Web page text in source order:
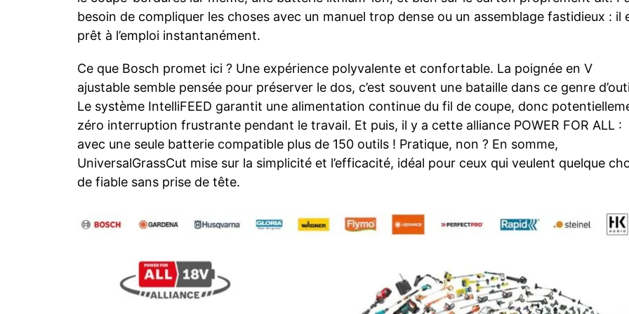
besoin de compliquer les choses avec un manuel trop dense ou un assemblage fastidieux : il
prêt à l’emploi instantanément.
Ce que Bosch promet ici ? Une expérience polyvalente et confortable. La poignée en V
ajustable semble pensée pour préserver le dos, c’est souvent une bataille dans ce genre
Le système IntelliFEED garantit une alimentation continue du fil de coupe, donc
zéro interruption frustrante pendant le travail. Et puis, il y a cette alliance POWER FOR ALL :
avec une seule batterie compatible plus de 150 outils ! Pratique, non ? En somme,
UniversalGrassCut mise sur la simplicité et l’efficacité, idéal pour ceux qui veulent quelque
de fiable sans prise de tête.